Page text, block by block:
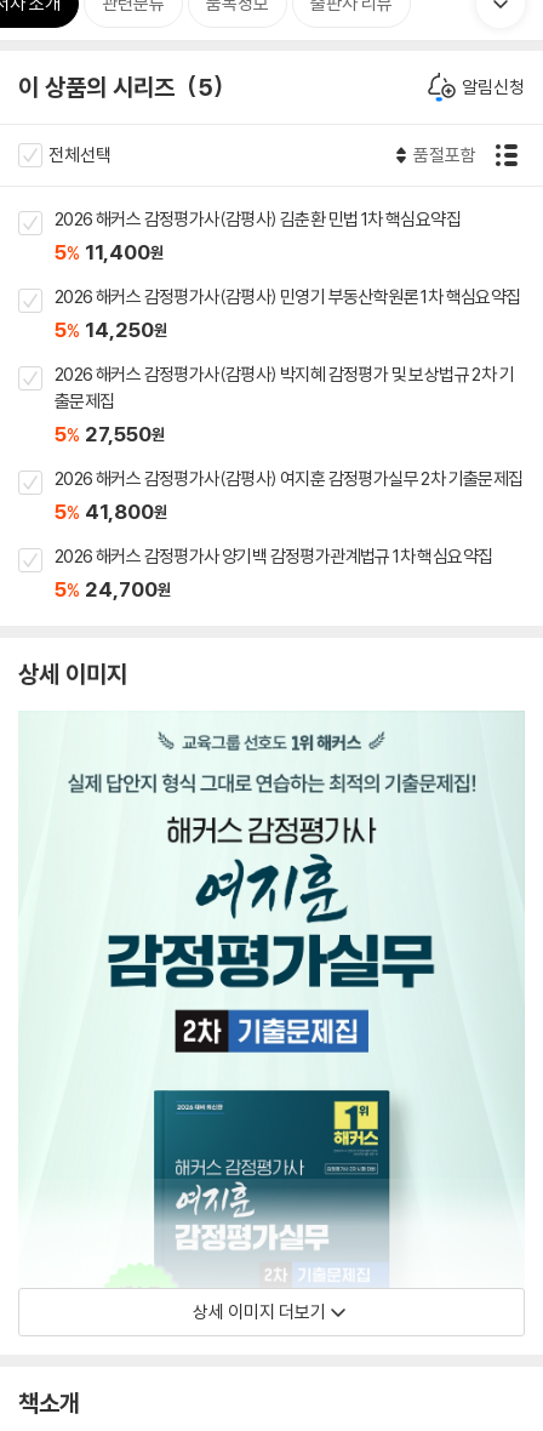
이 상품의 시리즈 5 알림신청
전체선택 품절포함
2026 해커스 감정평가사(감평사) 김춘환 민법 1차 핵심요약집
5% 11,400원
2026 해커스 감정평가사(감평사) 민영기 부동산학원론 1차 핵심요약집
5% 14,250원
2026 해커스 감정평가사(감평사) 박지혜 감정평가 및 보상법규 2차 기
출문제집
5% 27,550원
2026 해커스 감정평가사(감평사) 여지훈 감정평가실무 2차 기출문제집
5% 41,800원
2026 해커스 감정평가사 양기백 감정평가관계법규 1차 핵심요약집
5% 24,700원
상세 이미지
상세 이미지 더보기
책소개